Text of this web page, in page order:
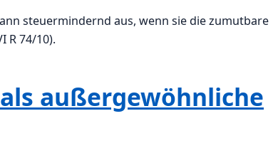
steuermindernd aus, wenn sie die zumutbare
R 74/10).
außergewöhnliche